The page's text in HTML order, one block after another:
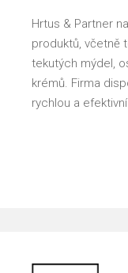
Hrtus & Partner
produktů, včetně
tekutých mýdel,
krémů. Firma
rychlou a